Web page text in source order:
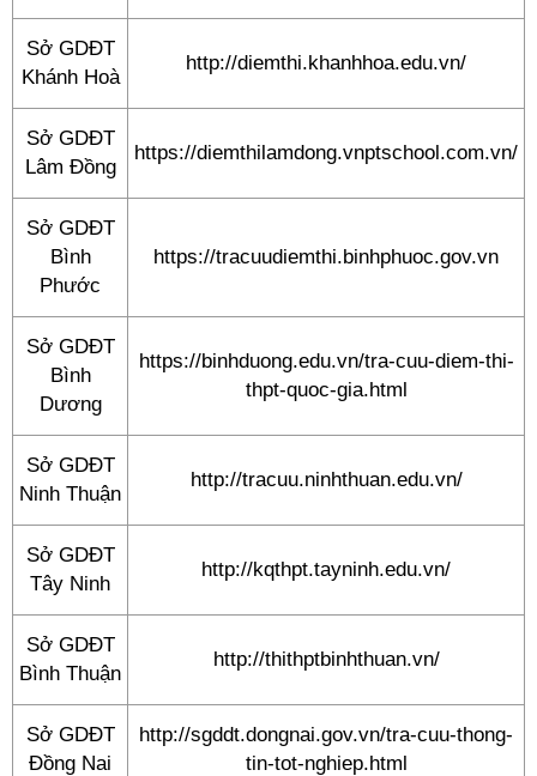
Sở GDĐT
Khánh Hoà
http://diemthi.khanhhoa.edu.vn/
Sở GDĐT
Lâm Đồng
https://diemthilamdong.vnptschool.com.vn/
Sở GDĐT
Bình
Phước
https://tracuudiemthi.binhphuoc.gov.vn
Sở GDĐT
Bình
Dương
https://binhduong.edu.vn/tra-cuu-diem-thi-
thpt-quoc-gia.html
Sở GDĐT
Ninh Thuận
http://tracuu.ninhthuan.edu.vn/
Sở GDĐT
Tây Ninh
http://kqthpt.tayninh.edu.vn/
Sở GDĐT
Bình Thuận
http://thithptbinhthuan.vn/
Sở GDĐT
Đồng Nai
http://sgddt.dongnai.gov.vn/tra-cuu-thong-
tin-tot-nghiep.html